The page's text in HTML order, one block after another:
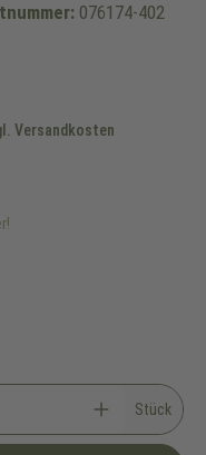
076174-402
Versandkosten
Stück